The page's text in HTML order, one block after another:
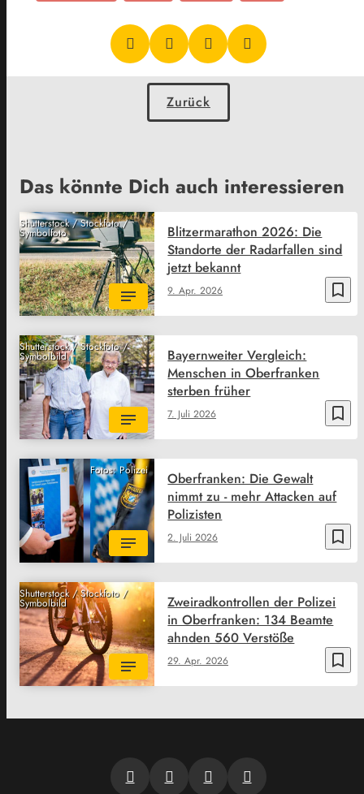
Zurück
Das könnte Dich auch interessieren
Shutterstock / Stockfoto /
Symbolfoto
bookmark_border
9. Apr. 2026
Blitzermarathon 2026: Die
Standorte der Radarfallen sind
jetzt bekannt
Shutterstock / Stockfoto /
Symbolbild
bookmark_border
7. Juli 2026
Bayernweiter Vergleich:
Menschen in Oberfranken
sterben früher
Fotos: Polizei
bookmark_border
2. Juli 2026
Oberfranken: Die Gewalt
nimmt zu - mehr Attacken auf
Polizisten
Shutterstock / Stockfoto /
Symbolbild
bookmark_border
29. Apr. 2026
Zweiradkontrollen der Polizei
in Oberfranken: 134 Beamte
ahnden 560 Verstöße